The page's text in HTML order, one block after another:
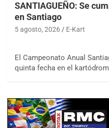
SANTIAGUEÑO: Se
en Santiago
5 agosto, 2026 E-Kart
El Campeonato Anual
quinta fecha en el